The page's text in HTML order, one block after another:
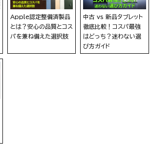
Apple認定整備済製品
とは？安心の品質とコス
パを兼ね備えた選択肢
中古 vs 新品タブレット
徹底比較！コスパ最強
はどっち？迷わない選
び方ガイド